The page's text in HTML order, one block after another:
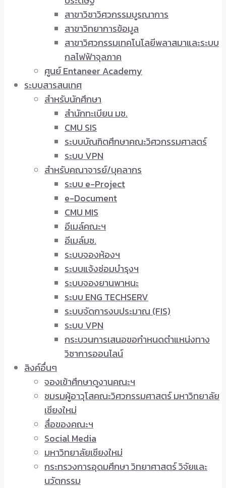
สาขาวิชาวิศวกรรมบูรณาการ
สาขาวิทยาการข้อมูล
สาขาวิศวกรรมเทคโนโลยีพลาสมาและระบบ
กลไฟฟ้าจุลภาค
ศูนย์ Entaneer Academy
ระบบสารสนเทศ
สำหรับนักศึกษา
สำนักทะเบียน มช.
CMU SIS
ระบบบัณฑิตศึกษาคณะวิศวกรรมศาสตร์
ระบบ VPN
สำหรับคณาจารย์/บุคลากร
ระบบ e-Project
e-Document
CMU MIS
อีเมล์คณะฯ
อีเมล์มช.
ระบบจองห้องฯ
ระบบแจ้งซ่อมบำรุงฯ
ระบบจองยานพาหนะ
ระบบ ENG TECHSERV
ระบบจัดการงบประมาณ (FIS)
ระบบ VPN
กระบวนการเสนอขอกำหนดตำแหน่งทาง
วิชาการออนไลน์
ลิงค์อื่นๆ
จองเข้าศึกษาดูงานคณะฯ
ชมรมผู้อาวุโสคณะวิศวกรรมศาสตร์ มหาวิทยาลัย
เชียงใหม่
สื่อของคณะฯ
Social Media
มหาวิทยาลัยเชียงใหม่
กระทรวงการอุดมศึกษา วิทยาศาสตร์ วิจัยและ
นวัตกรรม